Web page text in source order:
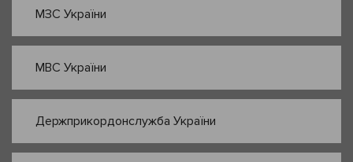
МЗС України
МВС України
Держприкордонслужба України